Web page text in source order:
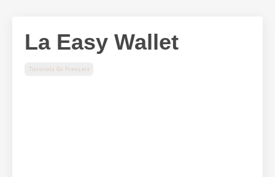
La Easy Wallet
Tutoriels En Français